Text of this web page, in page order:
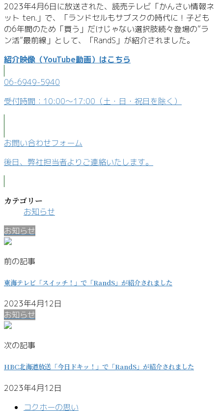
2023年4月6日に放送された、読売テレビ「かんさい情報ネ
ット ten.」で、「ランドセルもサブスクの時代に！子ども
の6年間のため「買う」だけじゃない選択肢続々登場の”ラ
ン活”最前線」として、「RandS」が紹介されました。
紹介映像（YouTube動画）はこちら
06-6949-5940
受付時間：10:00～17:00（土・日・祝日を除く）
お問い合わせフォーム
後日、弊社担当者よりご連絡いたします。
カテゴリー
お知らせ
お知らせ
前の記事
東海テレビ「スイッチ！」で「RandS」が紹介されました
2023年4月12日
お知らせ
次の記事
HBC北海道放送「今日ドキッ！」で「RandS」が紹介されました
2023年4月12日
コクホーの思い